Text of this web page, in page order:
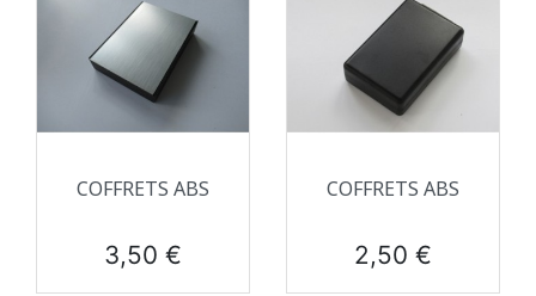
COFFRETS ABS
Prix
3,50 €
COFFRETS ABS
Prix
2,50 €